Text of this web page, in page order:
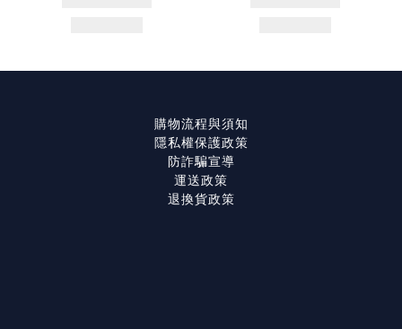
購物流程與須知
隱私權保護政策
防詐騙宣導
運送政策
退換貨政策